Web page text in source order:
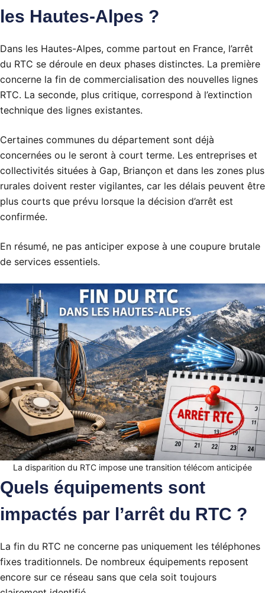
les Hautes-Alpes ?
Dans les Hautes-Alpes, comme partout en France, l’arrêt
du RTC se déroule en deux phases distinctes. La première
concerne la fin de commercialisation des nouvelles lignes
RTC. La seconde, plus critique, correspond à l’extinction
technique des lignes existantes.
Certaines communes du département sont déjà
concernées ou le seront à court terme. Les entreprises et
collectivités situées à Gap, Briançon et dans les zones plus
rurales doivent rester vigilantes, car les délais peuvent être
plus courts que prévu lorsque la décision d’arrêt est
confirmée.
En résumé, ne pas anticiper expose à une coupure brutale
de services essentiels.
La disparition du RTC impose une transition télécom anticipée
Quels équipements sont
impactés par l’arrêt du RTC ?
La fin du RTC ne concerne pas uniquement les téléphones
fixes traditionnels. De nombreux équipements reposent
encore sur ce réseau sans que cela soit toujours